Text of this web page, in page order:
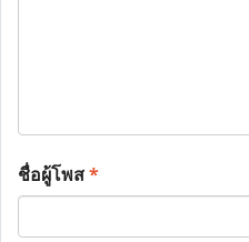
ชื่อผู้โพส*